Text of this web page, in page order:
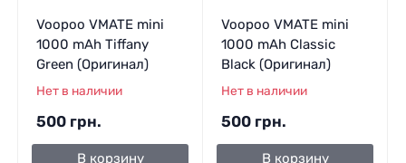
Voopoo VMATE mini
1000 mAh Tiffany
Green (Оригинал)
Нет в наличии
500 грн.
В корзину
Voopoo VMATE mini
1000 mAh Classic
Black (Оригинал)
Нет в наличии
500 грн.
В корзину